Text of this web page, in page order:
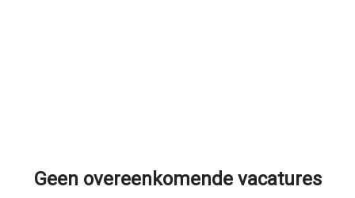
Geen overeenkomende vacatures